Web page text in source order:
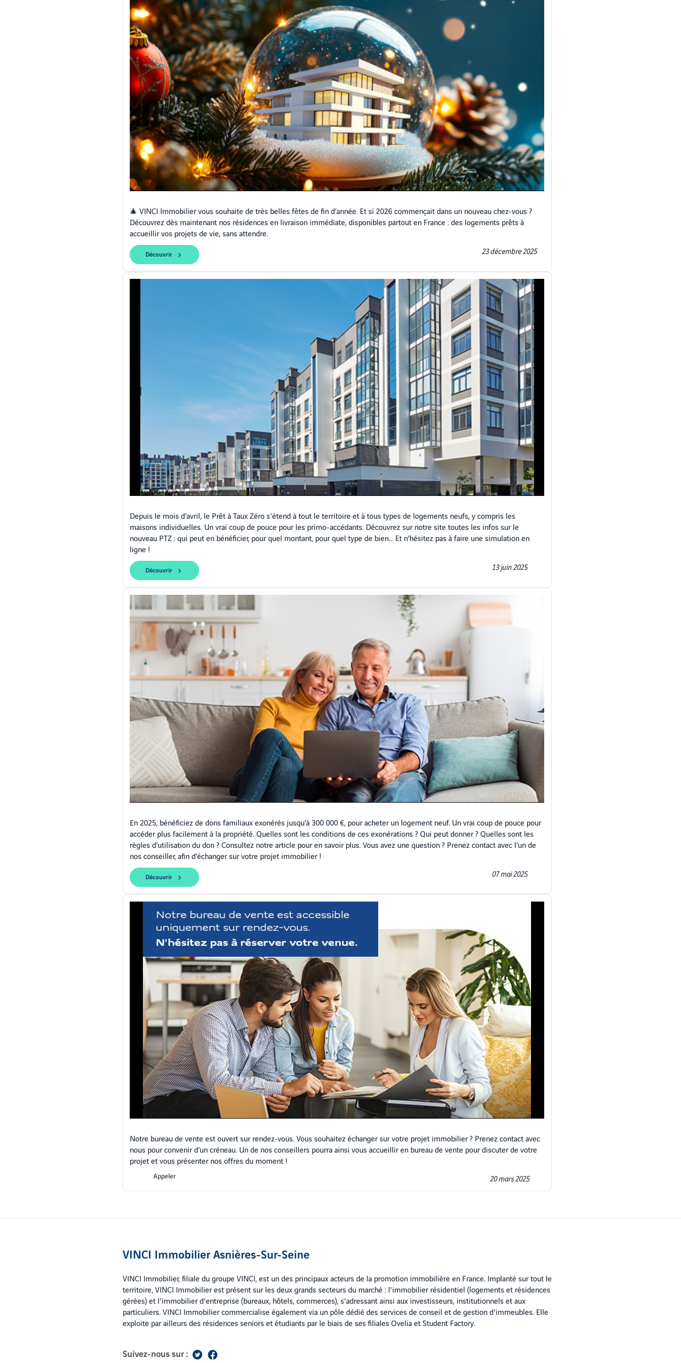
🎄 VINCI Immobilier vous souhaite de très belles fêtes de fin d’année. Et si 2026 commençait dans un nouveau chez-vous ?
Découvrez dès maintenant nos résidences en livraison immédiate, disponibles partout en France : des logements prêts à
accueillir vos projets de vie, sans attendre.
Découvrir 23 décembre 2025
Depuis le mois d’avril, le Prêt à Taux Zéro s'étend à tout le territoire et à tous types de logements neufs, y compris les
maisons individuelles. Un vrai coup de pouce pour les primo-accédants. Découvrez sur notre site toutes les infos sur le
nouveau PTZ : qui peut en bénéficier, pour quel montant, pour quel type de bien… Et n’hésitez pas à faire une simulation en
ligne !
Découvrir 13 juin 2025
En 2025, bénéficiez de dons familiaux exonérés jusqu’à 300 000 €, pour acheter un logement neuf. Un vrai coup de pouce pour
accéder plus facilement à la propriété. Quelles sont les conditions de ces exonérations ? Qui peut donner ? Quelles sont les
règles d’utilisation du don ? Consultez notre article pour en savoir plus. Vous avez une question ? Prenez contact avec l’un de
nos conseiller, afin d’échanger sur votre projet immobilier !
Découvrir 07 mai 2025
Notre bureau de vente est ouvert sur rendez-vous. Vous souhaitez échanger sur votre projet immobilier ? Prenez contact avec
nous pour convenir d’un créneau. Un de nos conseillers pourra ainsi vous accueillir en bureau de vente pour discuter de votre
projet et vous présenter nos offres du moment !
Appeler 20 mars 2025
VINCI Immobilier Asnières-Sur-Seine
VINCI Immobilier, filiale du groupe VINCI, est un des principaux acteurs de la promotion immobilière en France. Implanté sur tout le
territoire, VINCI Immobilier est présent sur les deux grands secteurs du marché : l'immobilier résidentiel (logements et résidences
gérées) et l'immobilier d'entreprise (bureaux, hôtels, commerces), s'adressant ainsi aux investisseurs, institutionnels et aux
particuliers. VINCI Immobilier commercialise également via un pôle dédié des services de conseil et de gestion d'immeubles. Elle
exploite par ailleurs des résidences seniors et étudiants par le biais de ses filiales Ovelia et Student Factory.
Suivez-nous sur :